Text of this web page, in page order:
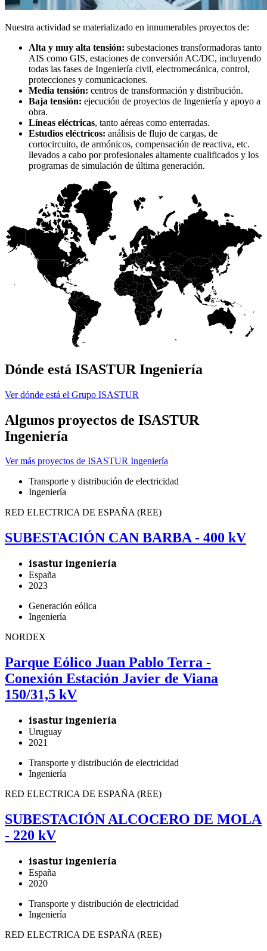
Nuestra actividad se materializado en innumerables proyectos de:
Alta y muy alta tensión: subestaciones transformadoras tanto
AIS como GIS, estaciones de conversión AC/DC, incluyendo
todas las fases de Ingeniería civil, electromecánica, control,
protecciones y comunicaciones.
Media tensión: centros de transformación y distribución.
Baja tensión: ejecución de proyectos de Ingeniería y apoyo a
obra.
Líneas eléctricas, tanto aéreas como enterradas.
Estudios eléctricos: análisis de flujo de cargas, de
cortocircuito, de armónicos, compensación de reactiva, etc.
llevados a cabo por profesionales altamente cualificados y los
programas de simulación de última generación.
Dónde está ISASTUR Ingeniería
Ver dónde está el Grupo ISASTUR
Algunos proyectos de ISASTUR
Ingeniería
Ver más proyectos de ISASTUR Ingeniería
Transporte y distribución de electricidad
Ingeniería
RED ELECTRICA DE ESPAÑA (REE)
SUBESTACIÓN CAN BARBA - 400 kV
isastur ingeniería
España
2023
Generación eólica
Ingeniería
NORDEX
Parque Eólico Juan Pablo Terra -
Conexión Estación Javier de Viana
150/31,5 kV
isastur ingeniería
Uruguay
2021
Transporte y distribución de electricidad
Ingeniería
RED ELECTRICA DE ESPAÑA (REE)
SUBESTACIÓN ALCOCERO DE MOLA
- 220 kV
isastur ingeniería
España
2020
Transporte y distribución de electricidad
Ingeniería
RED ELECTRICA DE ESPAÑA (REE)